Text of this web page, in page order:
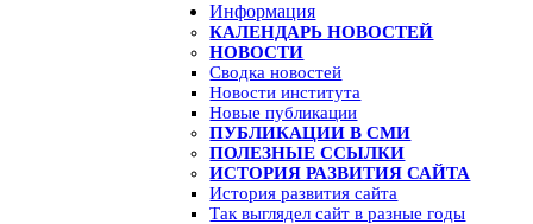
Информация
КАЛЕНДАРЬ НОВОСТЕЙ
НОВОСТИ
Сводка новостей
Новости института
Новые публикации
ПУБЛИКАЦИИ В СМИ
ПОЛЕЗНЫЕ ССЫЛКИ
ИСТОРИЯ РАЗВИТИЯ САЙТА
История развития сайта
Так выглядел сайт в разные годы